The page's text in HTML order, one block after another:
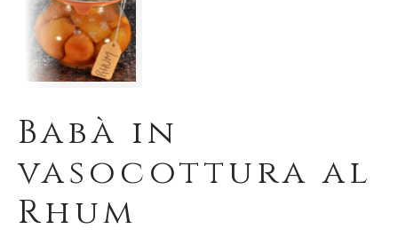
Babà in
vasocottura al
Rhum